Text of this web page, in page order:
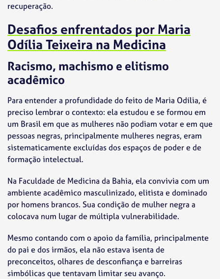
recuperação.
Desafios enfrentados por Maria
Odília Teixeira na Medicina
Racismo, machismo e elitismo
acadêmico
Para entender a profundidade do feito de Maria Odília, é
preciso lembrar o contexto: ela estudou e se formou em
um Brasil em que as mulheres não podiam votar e em que
pessoas negras, principalmente mulheres negras, eram
sistematicamente excluídas dos espaços de poder e de
formação intelectual.
Na Faculdade de Medicina da Bahia, ela convivia com um
ambiente acadêmico masculinizado, elitista e dominado
por homens brancos. Sua condição de mulher negra a
colocava num lugar de múltipla vulnerabilidade.
Mesmo contando com o apoio da família, principalmente
do pai e dos irmãos, ela não estava isenta de
preconceitos, olhares de desconfiança e barreiras
simbólicas que tentavam limitar seu avanço.